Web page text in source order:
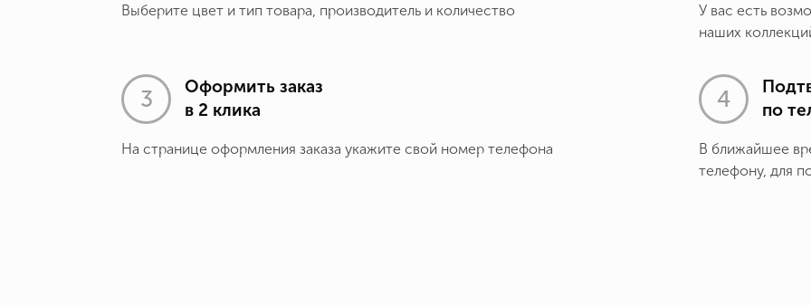
Выберите цвет и тип товара, производитель и количество
У вас есть
наших
Оформить заказ
в 2 клика
На странице оформления заказа укажите свой номер телефона
по
В ближайшее
телефону, для